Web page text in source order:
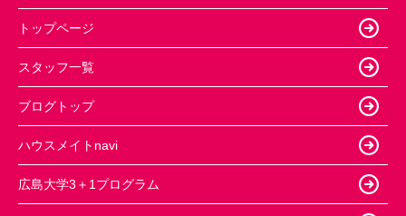
トップページ
スタッフ一覧
ブログトップ
ハウスメイトnavi
広島大学3＋1プログラム